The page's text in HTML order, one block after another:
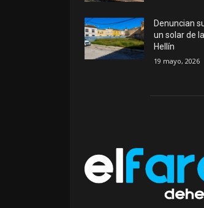
Denuncian
un solar de
Hellín
19 mayo, 2026